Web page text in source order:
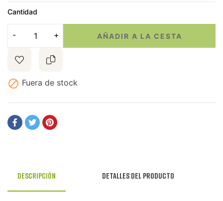
Cantidad
AÑADIR A LA CESTA
 Fuera de stock
Descripción Detalles del producto